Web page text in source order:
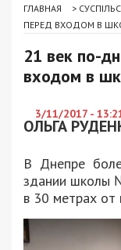
ГЛАВНАЯ >
ПЕРЕД ВХОДОМ В
21 век по-
входом в
3/11/2017 -
ОЛЬГА
В Днепре
здании школы
в 30 метрах от